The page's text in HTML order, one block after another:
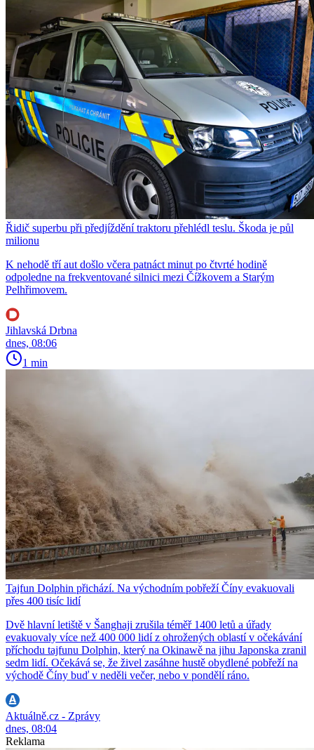
Řidič superbu při předjíždění traktoru přehlédl teslu. Škoda je půl
milionu
K nehodě tří aut došlo včera patnáct minut po čtvrté hodině
odpoledne na frekventované silnici mezi Čížkovem a Starým
Pelhřimovem.
Jihlavská Drbna
dnes, 08:06
1 min
Tajfun Dolphin přichází. Na východním pobřeží Číny evakuovali
přes 400 tisíc lidí
Dvě hlavní letiště v Šanghaji zrušila téměř 1400 letů a úřady
evakuovaly více než 400 000 lidí z ohrožených oblastí v očekávání
příchodu tajfunu Dolphin, který na Okinawě na jihu Japonska zranil
sedm lidí. Očekává se, že živel zasáhne hustě obydlené pobřeží na
východě Číny buď v neděli večer, nebo v pondělí ráno.
Aktuálně.cz - Zprávy
dnes, 08:04
Reklama